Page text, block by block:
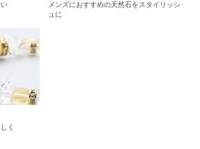
メンズにおすすめの天然石をスタイリッシ
ュに
く